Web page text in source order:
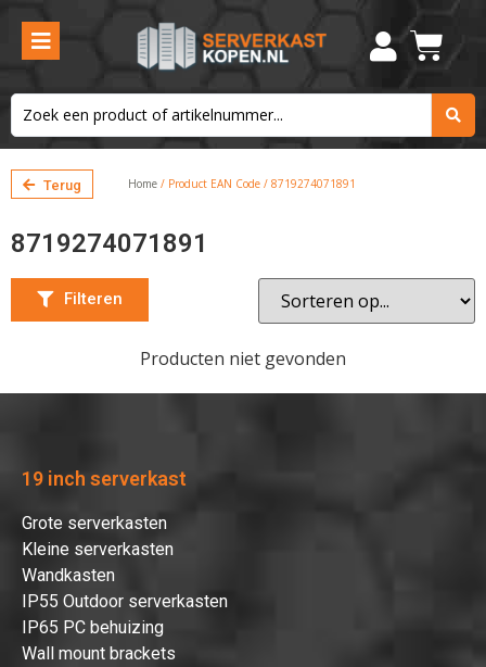
Terug Home / Product EAN Code / 8719274071891
8719274071891
Filteren
Producten niet gevonden
19 inch serverkast
Grote serverkasten
Kleine serverkasten
Wandkasten
IP55 Outdoor serverkasten
IP65 PC behuizing
Wall mount brackets